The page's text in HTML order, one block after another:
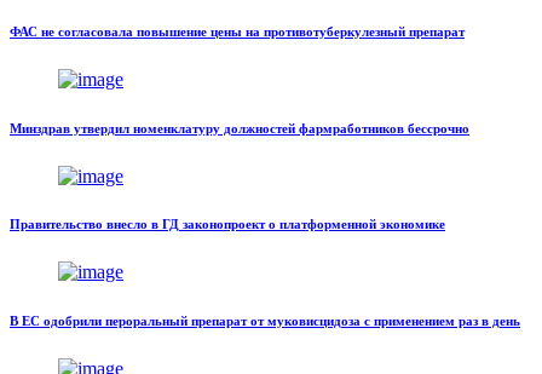
ФАС не согласовала повышение цены на противотуберкулезный препарат
Минздрав утвердил номенклатуру должностей фармработников бессрочно
Правительство внесло в ГД законопроект о платформенной экономике
В ЕС одобрили пероральный препарат от муковисцидоза с применением раз в день